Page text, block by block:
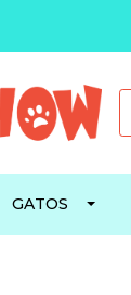
GATOS